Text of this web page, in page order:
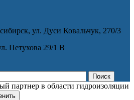
ул. Дуси Ковальчук, 270/3
Петухова 29/1 В
Поиск
партнер в области гидроизоляции